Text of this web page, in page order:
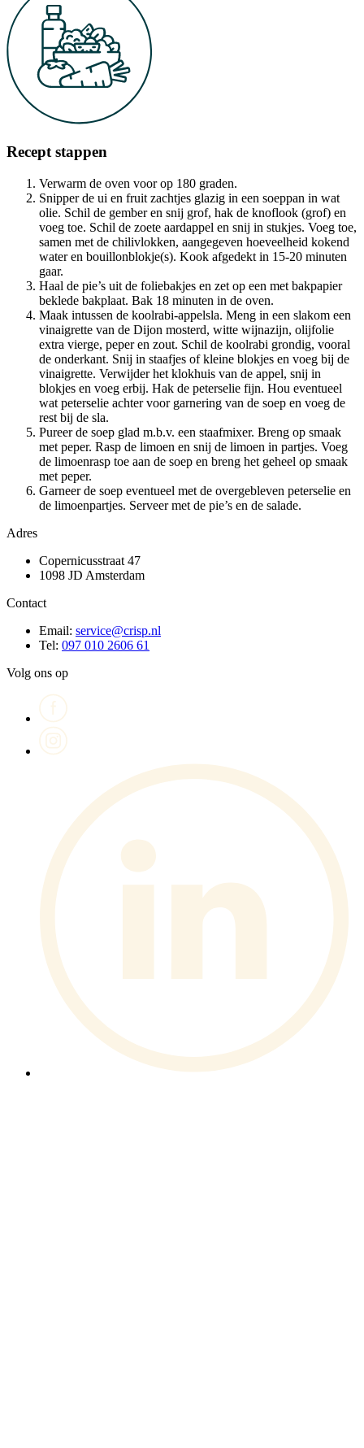
Recept stappen
Verwarm de oven voor op 180 graden.
Snipper de ui en fruit zachtjes glazig in een soeppan in wat
olie. Schil de gember en snij grof, hak de knoflook (grof) en
voeg toe. Schil de zoete aardappel en snij in stukjes. Voeg toe,
samen met de chilivlokken, aangegeven hoeveelheid kokend
water en bouillonblokje(s). Kook afgedekt in 15-20 minuten
gaar.
Haal de pie’s uit de foliebakjes en zet op een met bakpapier
beklede bakplaat. Bak 18 minuten in de oven.
Maak intussen de koolrabi-appelsla. Meng in een slakom een
vinaigrette van de Dijon mosterd, witte wijnazijn, olijfolie
extra vierge, peper en zout. Schil de koolrabi grondig, vooral
de onderkant. Snij in staafjes of kleine blokjes en voeg bij de
vinaigrette. Verwijder het klokhuis van de appel, snij in
blokjes en voeg erbij. Hak de peterselie fijn. Hou eventueel
wat peterselie achter voor garnering van de soep en voeg de
rest bij de sla.
Pureer de soep glad m.b.v. een staafmixer. Breng op smaak
met peper. Rasp de limoen en snij de limoen in partjes. Voeg
de limoenrasp toe aan de soep en breng het geheel op smaak
met peper.
Garneer de soep eventueel met de overgebleven peterselie en
de limoenpartjes. Serveer met de pie’s en de salade.
Adres
Copernicusstraat 47
1098 JD Amsterdam
Contact
Email: service@crisp.nl
Tel: 097 010 2606 61
Volg ons op